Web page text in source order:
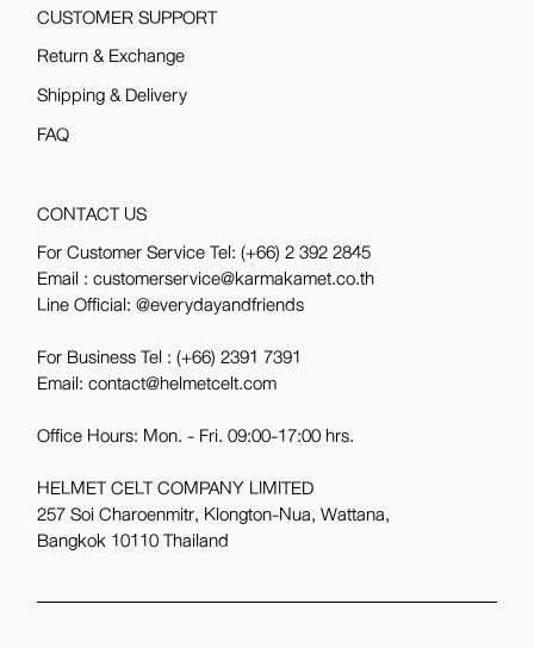
CUSTOMER SUPPORT
Return & Exchange
Shipping & Delivery
FAQ
CONTACT US
For Customer Service Tel:(+66) 2 392 2845
Email : customerservice@karmakamet.co.th
Line Official:@everydayandfriends
For Business Tel :(+66) 2391 7391
Email: contact@helmetcelt.com
Office Hours: Mon. - Fri. 09:00-17:00 hrs.
HELMET CELT COMPANY LIMITED
257 Soi Charoenmitr, Klongton-Nua, Wattana,
Bangkok 10110 Thailand